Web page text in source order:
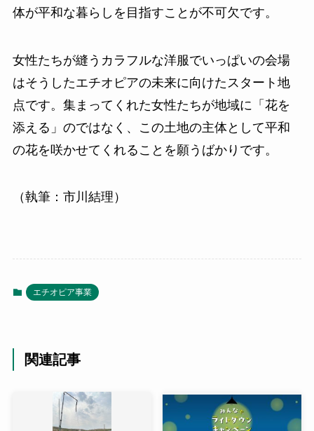
体が平和な暮らしを目指すことが不可欠です。
女性たちが縫うカラフルな洋服でいっぱいの会場
はそうしたエチオピアの未来に向けたスタート地
点です。集まってくれた女性たちが地域に「花を
添える」のではなく、この土地の主体として平和
の花を咲かせてくれることを願うばかりです。
（執筆：市川結理）
エチオピア事業
関連記事